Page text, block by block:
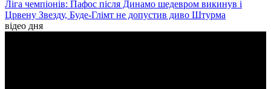
Ліга чемпіонів: Пафос після Динамо шедевром викинув і
Црвену Звезду, Буде-Глімт не допустив диво Штурма
відео дня